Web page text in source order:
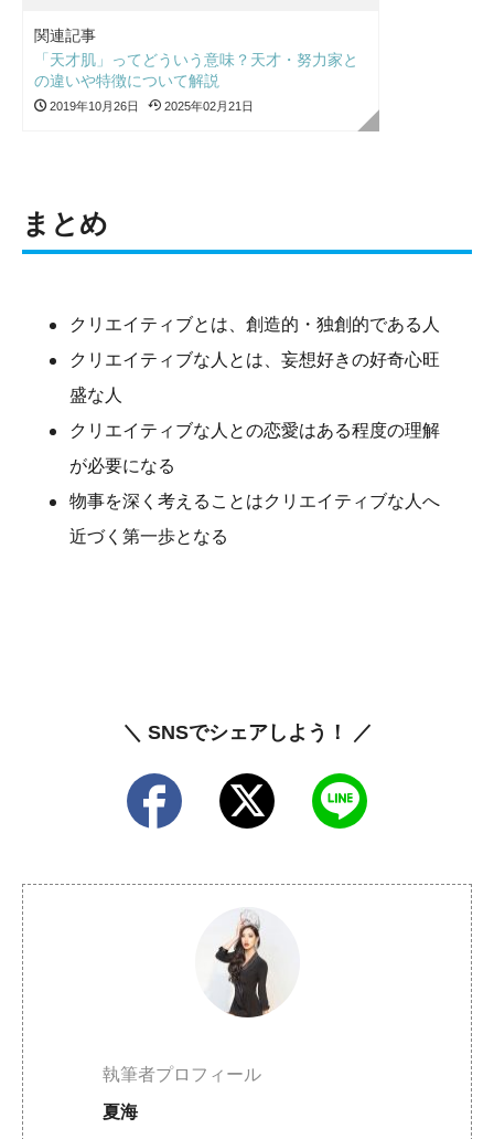
関連記事
「天才肌」ってどういう意味？天才・努力家と
の違いや特徴について解説
2019年10月26日 2025年02月21日
まとめ
クリエイティブとは、創造的・独創的である人
クリエイティブな人とは、妄想好きの好奇心旺
盛な人
クリエイティブな人との恋愛はある程度の理解
が必要になる
物事を深く考えることはクリエイティブな人へ
近づく第一歩となる
＼ SNSでシェアしよう！ ／
執筆者プロフィール
夏海